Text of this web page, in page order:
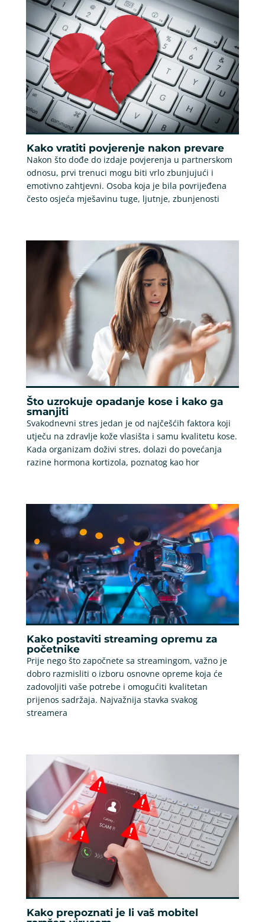
Kako vratiti povjerenje nakon prevare
Nakon što dođe do izdaje povjerenja u partnerskom
odnosu, prvi trenuci mogu biti vrlo zbunjujući i
emotivno zahtjevni. Osoba koja je bila povrijeđena
često osjeća mješavinu tuge, ljutnje, zbunjenosti
Što uzrokuje opadanje kose i kako ga
smanjiti
Svakodnevni stres jedan je od najčešćih faktora koji
utječu na zdravlje kože vlasišta i samu kvalitetu kose.
Kada organizam doživi stres, dolazi do povećanja
razine hormona kortizola, poznatog kao hor
Kako postaviti streaming opremu za
početnike
Prije nego što započnete sa streamingom, važno je
dobro razmisliti o izboru osnovne opreme koja će
zadovoljiti vaše potrebe i omogućiti kvalitetan
prijenos sadržaja. Najvažnija stavka svakog
streamera
Kako prepoznati je li vaš mobitel